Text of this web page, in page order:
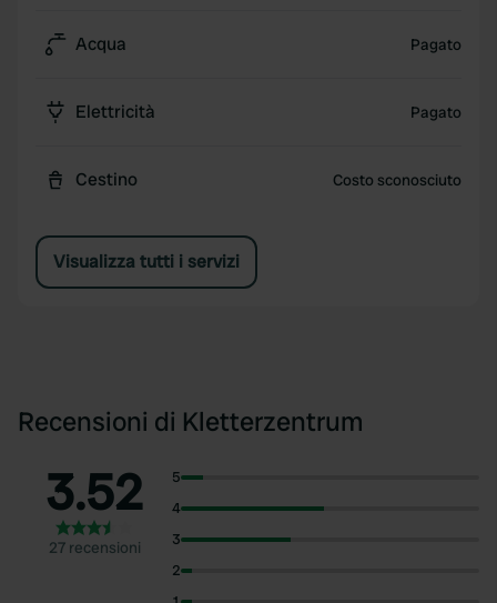
Acqua Pagato
Elettricità Pagato
Cestino Costo sconosciuto
Visualizza tutti i servizi
Recensioni di Kletterzentrum
3.52
27 recensioni
5
4
3
2